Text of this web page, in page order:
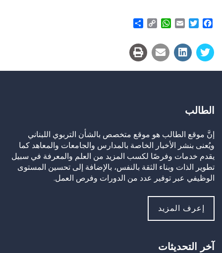
Facebook
Twitter
Email
WhatsApp
Copy
الطالب
إنَّ موقع الطالب هو موقع متخصص بالشأن التربوي اللبناني
ويُعنى بنشر الأخبار الخاصة بالمدارس والجامعات والمعاهد كما
يقدم خدمات وفرصًا لكسب المزيد من العلم والمعرفة في سبيل
تطوير الذات وبناء الثقة بالنفس، بالإضافة إلى تحسين المستوى
الوظيفي عبر توفير عدد من الدورات وفرص العمل.
إعرف المزيد
آخر التحديثات